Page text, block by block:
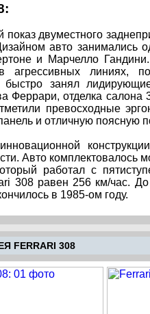
двуместного
авто занимались
и Марчелло
агрессивных линиях,
быстро занял
Феррари, отделка
превосходные
и отличную поясную
Авто
работал с
308 равен 256 км/час.
в 1985-ом году.
FERRARI 308